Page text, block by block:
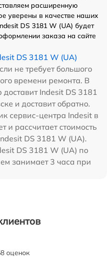
расширенную
уверены в качестве наших
DS 3181 W (UA) будет
заказа на сайте
DS 3181 W (UA)
не требует большого
времени ремонта. В
Indesit DS 3181
и доставит обратно.
сервис-центра Indesit в
и рассчитает стоимость
DS 3181 W (UA).
DS 3181 W (UA) по
занимает 3 часа при
оценок